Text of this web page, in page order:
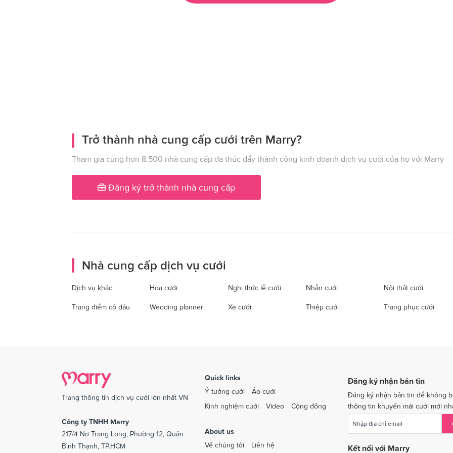
Trở thành nhà cung cấp cưới trên Marry?
Tham gia cùng hơn 8.500 nhà cung cấp đã thúc đẩy thành công kinh doanh dịch vụ cưới của họ với Marry
Đăng ký trở thành nhà cung cấp
Nhà cung cấp dịch vụ cưới
Dịch vụ khác Hoa cưới Nghi thức lễ cưới Nhẫn cưới Nội thất cưới
Trang điểm cô dâu Wedding planner Xe cưới Thiệp cưới Trang phục cưới
Trang thông tin dịch vụ cưới lớn nhất VN
Công ty TNHH Marry
217/4 Nơ Trang Long, Phường 12, Quận
Bình Thạnh, TP.HCM
Quick links
Ý tưởng cưới
Áo cưới
Kinh nghiệm cưới
Video Cộng đồng
About us
Về chúng tôi
Liên hệ
Đăng ký nhận bản tin
Đăng ký nhận bản tin để không
thông tin khuyến mãi cưới mới
Kết nối với Marry